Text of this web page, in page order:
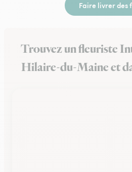
Faire livrer des
Trouvez un fleuriste
Hilaire-du-Maine et